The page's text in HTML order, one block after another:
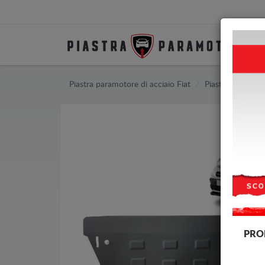
Piastra paramotore di acciaio Fiat Piastra